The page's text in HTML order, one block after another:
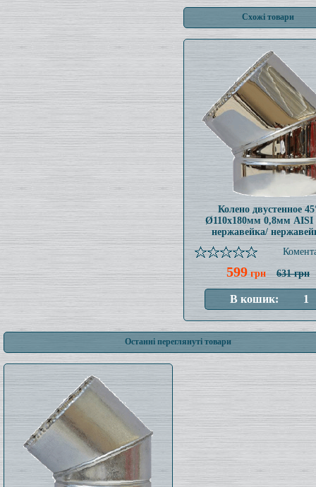
Схожі товари
Колено двустенное
Ø110x180мм 0,8мм AISI
нержавейка/
599 грн 631 грн
Останні переглянуті товари